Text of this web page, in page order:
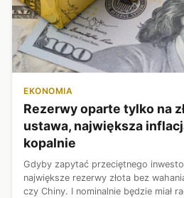
EKONOMIA
Rezerwy oparte tylko na
ustawa, największa
kopalnie
Gdyby zapytać przeciętnego
największe rezerwy złota bez
czy Chiny. I nominalnie będzie miał